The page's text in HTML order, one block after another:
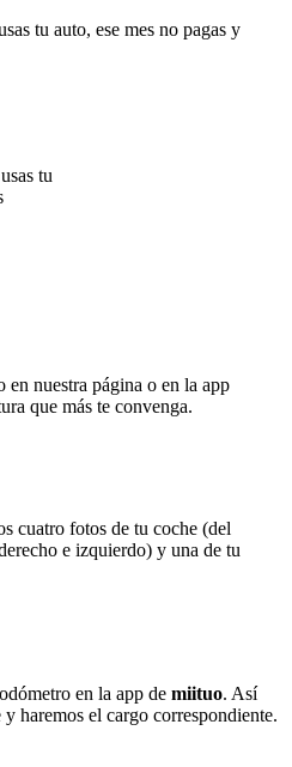
tu auto, ese mes no pagas y
tu
nuestra página o en la app
que más te convenga.
cuatro fotos de tu coche (del
e izquierdo) y una de tu
en la app de miituo. Así
haremos el cargo correspondiente.